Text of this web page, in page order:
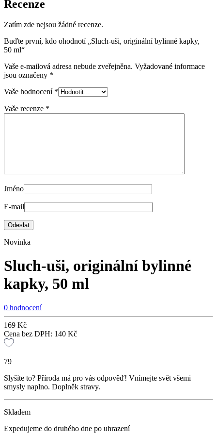
Recenze
Zatím zde nejsou žádné recenze.
Buďte první, kdo ohodnotí „Sluch-uši, originální bylinné kapky,
50 ml“
Vaše e-mailová adresa nebude zveřejněna. Vyžadované informace
jsou označeny *
Vaše hodnocení *
Vaše recenze *
Jméno
E-mail
Novinka
Sluch-uši, originální bylinné
kapky, 50 ml
0 hodnocení
169 Kč
Cena bez DPH: 140 Kč
79
Slyšíte to? Příroda má pro vás odpověď! Vnímejte svět všemi
smysly naplno. Doplněk stravy.
Skladem
Expedujeme do druhého dne po uhrazení